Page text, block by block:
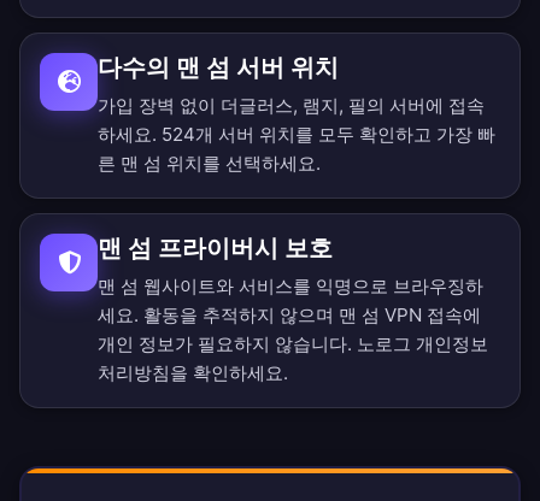
다수의 맨 섬 서버 위치
가입 장벽 없이 더글러스, 램지, 필의 서버에 접속
하세요. 524개 서버 위치를 모두 확인하고 가장 빠
른 맨 섬 위치를 선택하세요.
맨 섬 프라이버시 보호
맨 섬 웹사이트와 서비스를 익명으로 브라우징하
세요. 활동을 추적하지 않으며 맨 섬 VPN 접속에
개인 정보가 필요하지 않습니다. 노로그 개인정보
처리방침을 확인하세요.